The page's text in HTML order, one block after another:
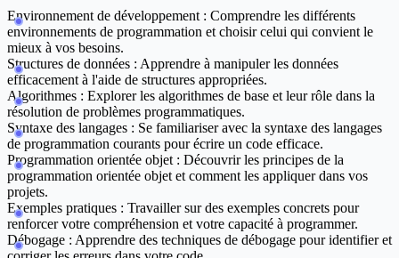
Environnement de développement : Comprendre les différents
environnements de programmation et choisir celui qui convient le
mieux à vos besoins.
Structures de données : Apprendre à manipuler les données
efficacement à l'aide de structures appropriées.
Algorithmes : Explorer les algorithmes de base et leur rôle dans la
résolution de problèmes programmatiques.
Syntaxe des langages : Se familiariser avec la syntaxe des langages
de programmation courants pour écrire un code efficace.
Programmation orientée objet : Découvrir les principes de la
programmation orientée objet et comment les appliquer dans vos
projets.
Exemples pratiques : Travailler sur des exemples concrets pour
renforcer votre compréhension et votre capacité à programmer.
Débogage : Apprendre des techniques de débogage pour identifier et